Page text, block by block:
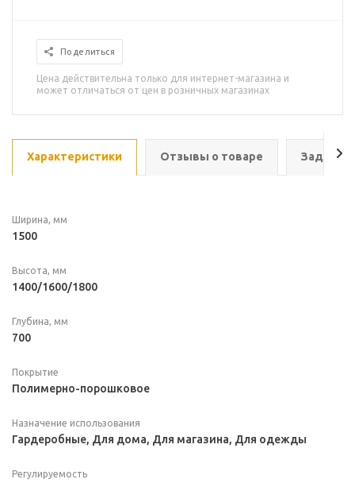
Поделиться
Цена действительна только для интернет-магазина и
может отличаться от цен в розничных магазинах
Характеристики Отзывы о товаре Задать
Ширина, мм
1500
Высота, мм
1400/1600/1800
Глубина, мм
700
Покрытие
Полимерно-порошковое
Назначение использования
Гардеробные, Для дома, Для магазина, Для одежды
Регулируемость